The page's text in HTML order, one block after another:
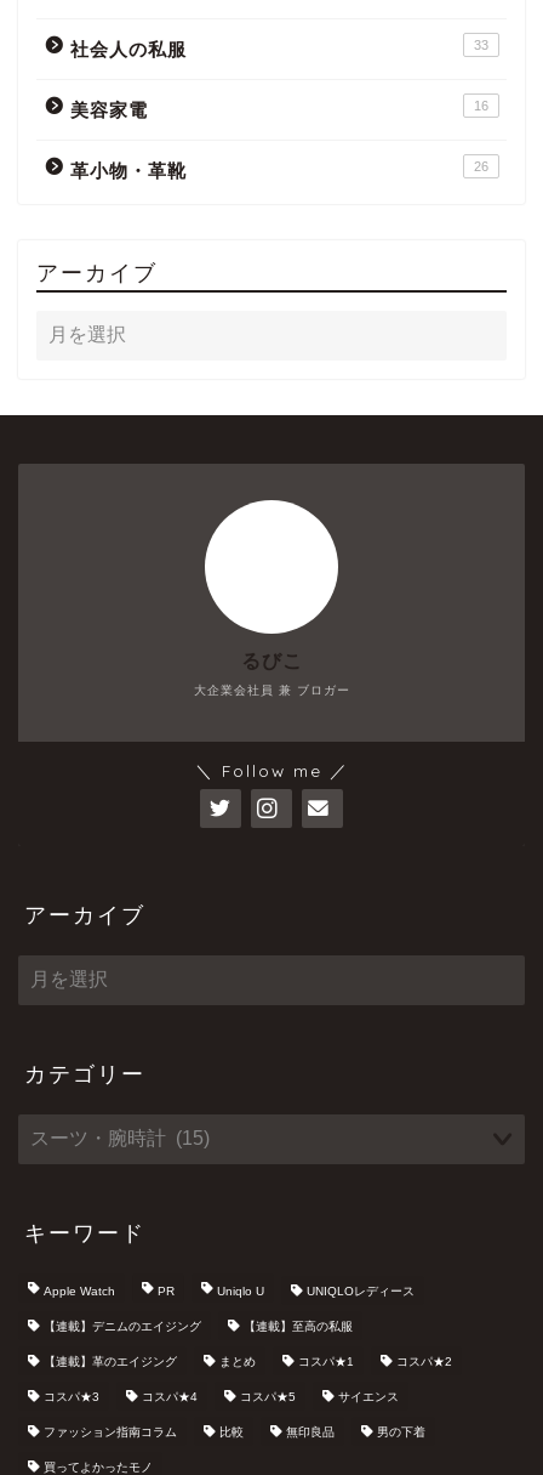
社会人の私服 33
美容家電 16
革小物・革靴 26
アーカイブ
大企業会社員 兼 ブロガー
るびこ
＼ Follow me ／
アーカイブ
ー
ブ
カテゴリー
キーワード
Apple Watch PR Uniqlo U UNIQLOレディース
【連載】デニムのエイジング 【連載】至高の私服
【連載】革のエイジング まとめ コスパ★1 コスパ★2
コスパ★3 コスパ★4 コスパ★5 サイエンス
ファッション指南コラム 比較 無印良品 男の下着
買ってよかったモノ